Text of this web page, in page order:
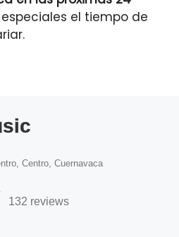
el tiempo de
Centro, Cuernavaca
132 reviews